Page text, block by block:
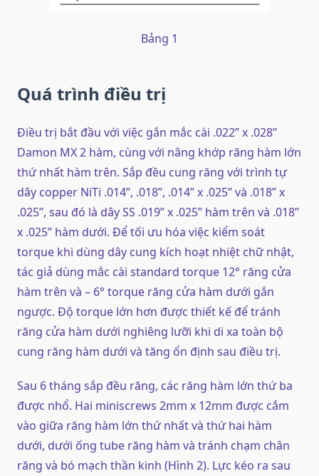
Bảng 1
Quá trình điều trị
Điều trị bắt đầu với việc gắn mắc cài .022’’ x .028’’
Damon MX 2 hàm, cùng với nâng khớp răng hàm lớn
thứ nhất hàm trên. Sắp đều cung răng với trình tự
dây copper NiTi .014’’, .018’’, .014’’ x .025’’ và .018’’ x
.025’’, sau đó là dây SS .019’’ x .025’’ hàm trên và .018’’
x .025’’ hàm dưới. Để tối ưu hóa việc kiểm soát
torque khi dùng dây cung kích hoạt nhiệt chữ nhật,
tác giả dùng mắc cài standard torque 12° răng cửa
hàm trên và – 6° torque răng cửa hàm dưới gắn
ngược. Độ torque lớn hơn được thiết kế để tránh
răng cửa hàm dưới nghiêng lưỡi khi di xa toàn bộ
cung răng hàm dưới và tăng ổn định sau điều trị.
Sau 6 tháng sắp đều răng, các răng hàm lớn thứ ba
được nhổ. Hai miniscrews 2mm x 12mm được cắm
vào giữa răng hàm lớn thứ nhất và thứ hai hàm
dưới, dưới ống tube răng hàm và tránh chạm chân
răng và bó mạch thần kinh (Hình 2). Lực kéo ra sau